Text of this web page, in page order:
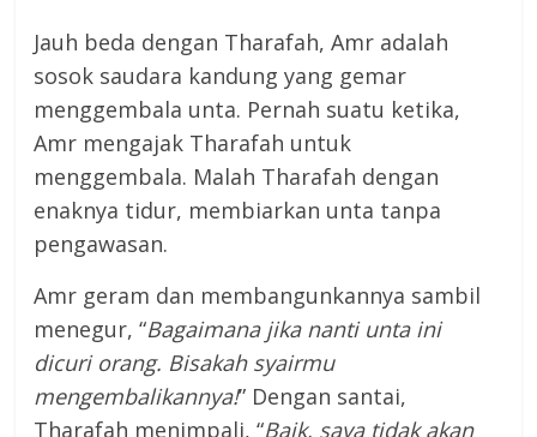
Jauh beda dengan Tharafah, Amr adalah
sosok saudara kandung yang gemar
menggembala unta. Pernah suatu ketika,
Amr mengajak Tharafah untuk
menggembala. Malah Tharafah dengan
enaknya tidur, membiarkan unta tanpa
pengawasan.
Amr geram dan membangunkannya sambil
menegur, “Bagaimana jika nanti unta ini
dicuri orang. Bisakah syairmu
mengembalikannya!” Dengan santai,
Tharafah menimpali, “Baik, saya tidak akan